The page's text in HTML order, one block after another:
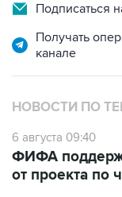
Подписаться
Получать
канале
НОВОСТИ ПО
6 августа 09:40
ФИФА
от проекта по